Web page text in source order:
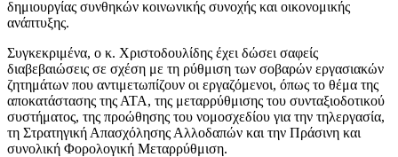
δημιουργίας συνθηκών κοινωνικής συνοχής και οικονομικής
ανάπτυξης.
Συγκεκριμένα, ο κ. Χριστοδουλίδης έχει δώσει σαφείς
διαβεβαιώσεις σε σχέση με τη ρύθμιση των σοβαρών εργασιακών
ζητημάτων που αντιμετωπίζουν οι εργαζόμενοι, όπως το θέμα της
αποκατάστασης της ΑΤΑ, της μεταρρύθμισης του συνταξιοδοτικού
συστήματος, της προώθησης του νομοσχεδίου για την τηλεργασία,
τη Στρατηγική Απασχόλησης Αλλοδαπών και την Πράσινη και
συνολική Φορολογική Μεταρρύθμιση.